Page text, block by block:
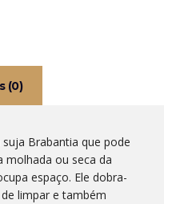
(0)
Brabantia que pode
molhada ou seca da
espaço. Ele dobra-
limpar e também